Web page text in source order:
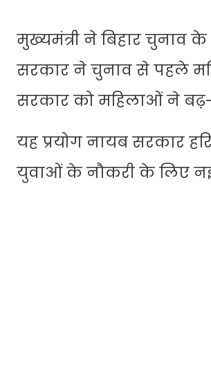
मुख्यमंत्री ने बिहार चुनाव
सरकार ने चुनाव से पहले
सरकार को महिलाओं ने बढ़-
यह प्रयोग नायब सरकार
युवाओं के नौकरी के लिए